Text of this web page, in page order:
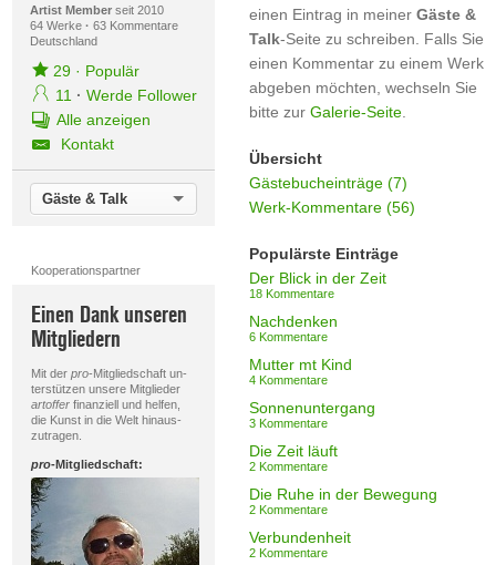
Artist Memberseit 2010
64 Werke · 63 Kommentare
Deutschland
29· Populär
11 · Werde Follower
Alle anzeigen
Kontakt
Gäste & Talk
Kooperationspartner
Einen Dank unseren
Mitgliedern
Mit der pro-Mitgliedschaft un-
terstützen unsere Mitglieder
artofferfinanziell und helfen,
die Kunst in die Welt hinaus-
zutragen.
pro-Mitgliedschaft:
einen Eintrag in meiner Gäste &
Talk-Seite zu schreiben. Falls Sie
einen Kommentar zu einem Werk
abgeben möchten, wechseln Sie
bitte zur Galerie-Seite.
Übersicht
Gästebucheinträge (7)
Werk-Kommentare (56)
Populärste Einträge
Der Blick in der Zeit
18 Kommentare
Nachdenken
6 Kommentare
Mutter mt Kind
4 Kommentare
Sonnenuntergang
3 Kommentare
Die Zeit läuft
2 Kommentare
Die Ruhe in der Bewegung
2 Kommentare
Verbundenheit
2 Kommentare